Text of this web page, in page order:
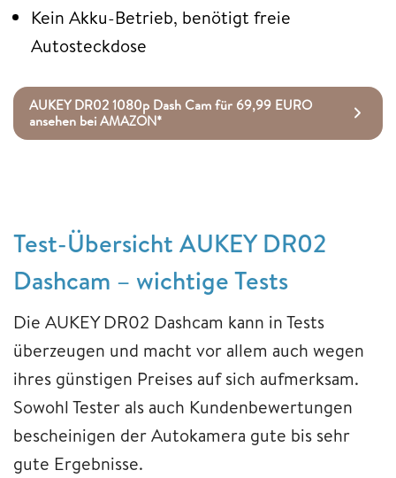
Kein Akku-Betrieb, benötigt freie
Autosteckdose
AUKEY DR02 1080p Dash Cam für 69,99 EURO
ansehen bei AMAZON*
Test-Übersicht AUKEY DR02
Dashcam – wichtige Tests
Die AUKEY DR02 Dashcam kann in Tests
überzeugen und macht vor allem auch wegen
ihres günstigen Preises auf sich aufmerksam.
Sowohl Tester als auch Kundenbewertungen
bescheinigen der Autokamera gute bis sehr
gute Ergebnisse.